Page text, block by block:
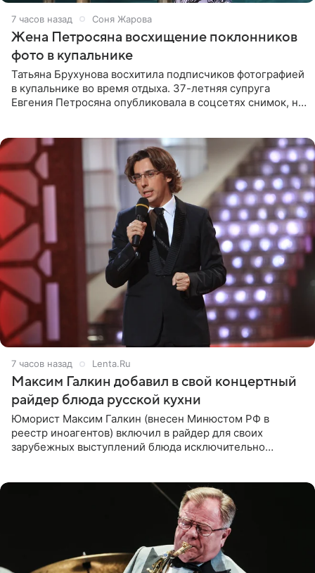
7 часов назад Соня Жарова
Жена Петросяна восхищение поклонников
фото в купальнике
Татьяна Брухунова восхитила подписчиков фотографией
в купальнике во время отдыха. 37-летняя супруга
Евгения Петросяна опубликовала в соцсетях снимок, на
7 часов назад Lenta.Ru
Максим Галкин добавил в свой концертный
райдер блюда русской кухни
Юморист Максим Галкин (внесен Минюстом РФ в
реестр иноагентов) включил в райдер для своих
зарубежных выступлений блюда исключительно